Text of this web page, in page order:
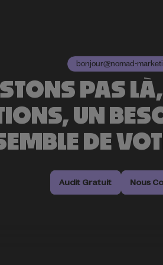
bonjour@nomad-
PAS
UN
DE
Audit Gratuit
Audit Gratuit Nous
Nous